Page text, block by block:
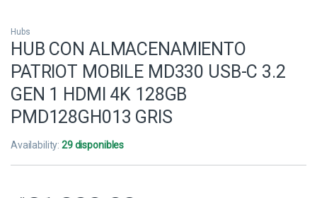
Hubs
HUB CON ALMACENAMIENTO
PATRIOT MOBILE MD330 USB-C 3.2
GEN 1 HDMI 4K 128GB
PMD128GH013 GRIS
Availability:29 disponibles